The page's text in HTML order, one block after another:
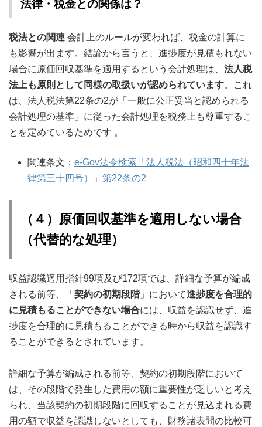
法律・税金との関係は？
税法との関連 会計上のルールが変われば、税金の計算に
も影響が出ます。結論から言うと、進捗度が見積もれない
場合に原価回収基準を適用するという会計処理は、 法人税
法上も原則として同様の取扱いが認められています。これ
は、法人税法第22条の2が「一般に公正妥当と認められる
会計処理の基準」に従った会計処理を税務上も尊重するこ
とを定めているためです 。
関連条文： e-Gov法令検索「法人税法（昭和四十年法
律第三十四号）」第22条の2
（４）原価回収基準を適用しない場合
（代替的な処理）
収益認識適用指針99項及び172項では、詳細な予算が編成
される前等、「 契約の初期段階」において進捗度を合理的
に見積もることができない場合には、収益を認識せず、進
捗度を合理的に見積もることができる時から収益を認識す
ることができるとされています。
詳細な予算が編成される前等、契約の初期段階において
は、その段階で発生した費用の額に重要性が乏しいと考え
られ、当該契約の初期段階に回収することが見込まれる費
用の額で収益を認識しないとしても、財務諸表間の比較可